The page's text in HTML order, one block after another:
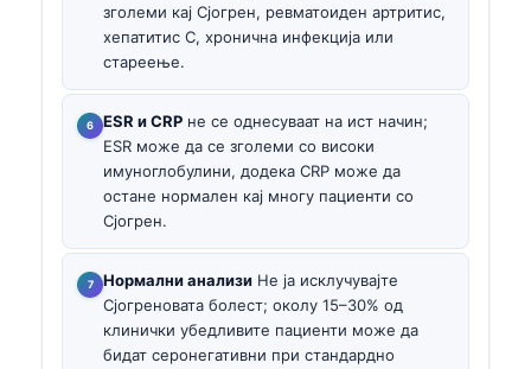
зголеми кај Сјогрен, ревматоиден артритис,
хепатитис C, хронична инфекција или
стареење.
ESR и CRP не се однесуваат на ист начин;
ESR може да се зголеми со високи
имуноглобулини, додека CRP може да
остане нормален кај многу пациенти со
Сјогрен.
Нормални анализи Не ја исклучувајте
Сјогреновата болест; околу 15–30% од
клинички убедливите пациенти може да
бидат серонегативни при стандардно